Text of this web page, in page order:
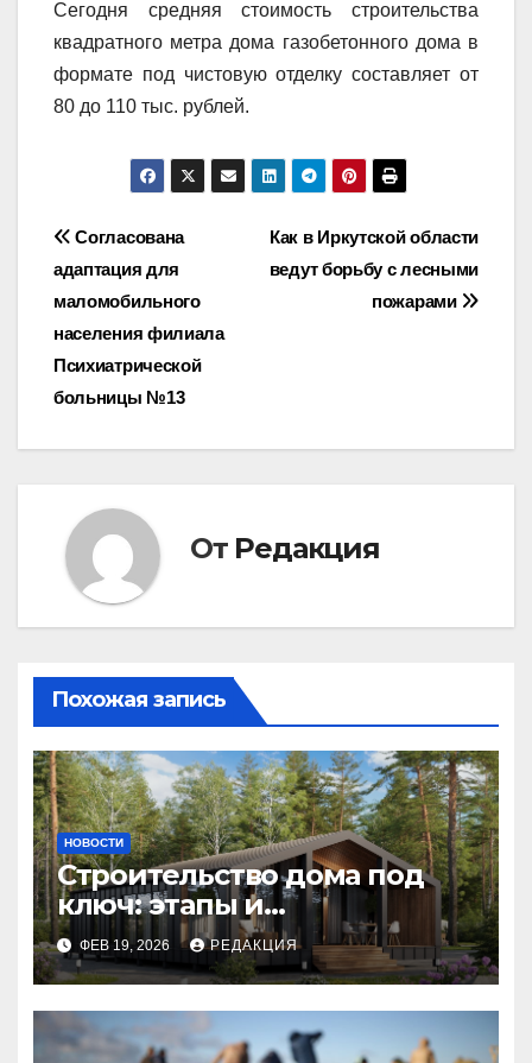
Сегодня средняя стоимость строительства
квадратного метра дома газобетонного дома в
формате под чистовую отделку составляет от
80 до 110 тыс. рублей.
Навигация
по
записям
Как в Иркутской области
ведут борьбу с лесными
пожарами
Согласована
адаптация для
маломобильного
населения филиала
Психиатрической
больницы №13
От Редакция
Похожая запись
НОВОСТИ
Строительство дома под
ключ: этапы и
планирование бюджета
ФЕВ 19, 2026 РЕДАКЦИЯ